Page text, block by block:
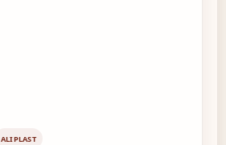
ALIPLAST